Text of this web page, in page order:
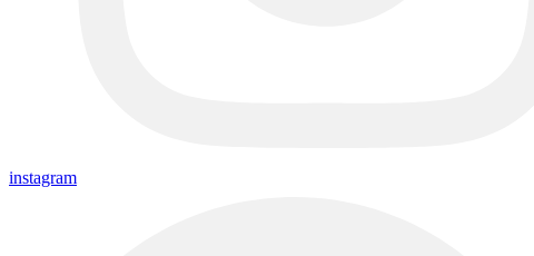
instagram